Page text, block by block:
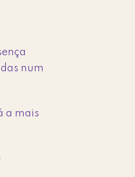
num
a mais